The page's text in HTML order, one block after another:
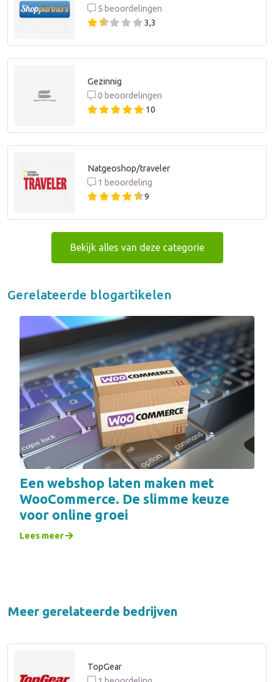
5 beoordelingen
3,3
Gezinnig
0 beoordelingen
10
Natgeoshop/traveler
1 beoordeling
9
Bekijk alles van deze categorie
Gerelateerde blogartikelen
Een webshop laten maken met
WooCommerce. De slimme keuze
voor online groei
Lees meer
Meer gerelateerde bedrijven
TopGear